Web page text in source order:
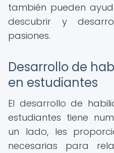
también pueden
descubrir y
pasiones.
Desarrollo de
en estudiantes
El desarrollo de
estudiantes tiene
un lado, les
necesarias para